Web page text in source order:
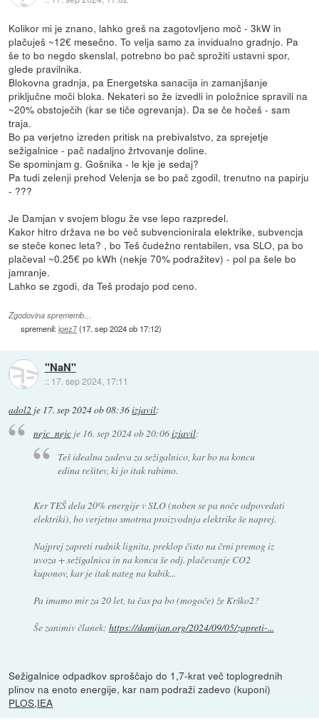
Kolikor mi je znano, lahko greš na zagotovljeno moč - 3kW in
plačuješ ~12€ mesečno. To velja samo za invidualno gradnjo. Pa
še to bo negdo skenslal, potrebno bo pač sprožiti ustavni spor,
glede pravilnika.
Blokovna gradnja, pa Energetska sanacija in zamanjšanje
priključne moči bloka. Nekateri so že izvedli in položnice spravili na
~20% obstoječih (kar se tiče ogrevanja). Da se če hočeš - sam
traja.
Bo pa verjetno izreden pritisk na prebivalstvo, za sprejetje
sežigalnice - pač nadaljno žrtvovanje doline.
Se spominjam g. Gošnika - le kje je sedaj?
Pa tudi zelenji prehod Velenja se bo pač zgodil, trenutno na papirju
- ???
Je Damjan v svojem blogu že vse lepo razpredel.
Kakor hitro država ne bo več subvencionirala elektrike, subvencja
se steče konec leta? , bo Teš čudežno rentabilen, vsa SLO, pa bo
plačeval ~0.25€ po kWh (nekje 70% podražitev) - pol pa šele bo
jamranje.
Lahko se zgodi, da Teš prodajo pod ceno.
Zgodovina sprememb…
spremenil:joez7(17. sep 2024 ob 17:12)
"NaN"
:: 17. sep 2024, 17:11
adol2 je 17. sep 2024 ob 08:36izjavil:
nejc_nejcje 16. sep 2024 ob 20:06izjavil:
Teš idealna zadeva za sežigalnico, kar bo na koncu
edina rešitev, ki jo itak rabimo.
Ker TEŠ dela 20% energije v SLO (noben se pa noče odpovedati
elektriki), bo verjetno smotrna proizvodnja elektrike še naprej.
Najprej zapreti rudnik lignita, preklop čisto na črni premog iz
uvoza + sežigalnica in na koncu še odj. plačevanje CO2
kuponov, kar je itak nateg na kubik...
Pa imamo mir za 20 let, ta čas pa bo (mogoče) že Krško2?
Še zanimiv članek: https://damijan.org/2024/09/05/zapreti-...
Sežigalnice odpadkov sproščajo do 1,7-krat več toplogrednih
plinov na enoto energije​, kar nam podraži zadevo (kuponi)
PLOS,IEA